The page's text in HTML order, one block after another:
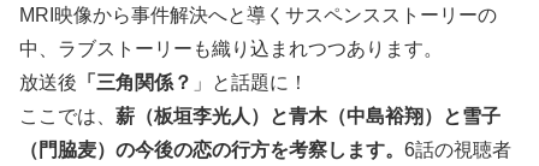
MRI映像から事件解決へと導くサスペンスストーリーの
中、ラブストーリーも織り込まれつつあります。
放送後 「三角関係？ 」と話題に！
ここでは、 薪（板垣李光人）と青木（中島裕翔）と雪子
（門脇麦）の今後の恋の行方を考察します。 6話の視聴者